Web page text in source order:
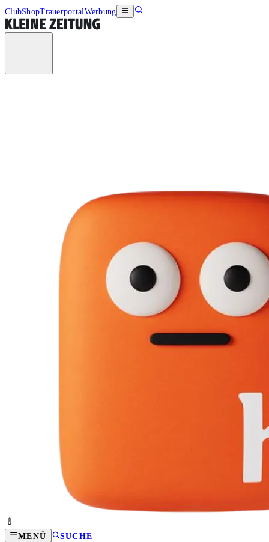
ClubShopTrauerportalWerbung
MENÜ SUCHE